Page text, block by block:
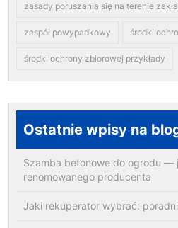
zasady poruszania się na terenie
zespół powypadkowy środki
środki ochrony zbiorowej przykłady
Ostatnie wpisy na
Szamba betonowe do ogrodu —
renomowanego producenta
Jaki rekuperator wybrać: